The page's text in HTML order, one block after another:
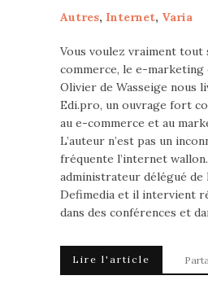
Autres, Internet, Varia
Vous voulez vraiment tout
commerce, le e-marketing
Olivier de Wasseige nous
Edi.pro, un ouvrage fort
au e-commerce et au
L’auteur n’est pas un
fréquente l’internet
administrateur délégué de
Defimedia et il intervient
dans des conférences et
Lire l'article